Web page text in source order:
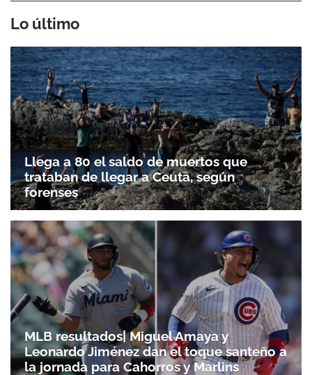
Lo último
Llega a 80 el saldo de muertos que
trataban de llegar a Ceuta, según
forenses
MLB resultados| Miguel Amaya y
Leonardo Jiménez dan el toque santeño a
la jornada para Cahorros y Marlins